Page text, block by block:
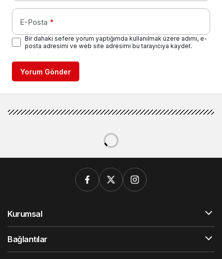
E-Posta *
Bir dahaki sefere yorum yaptığımda kullanılmak üzere adımı, e-
posta adresimi ve web site adresimi bu tarayıcıya kaydet.
Yorum Gönder
Kurumsal
Bağlantılar